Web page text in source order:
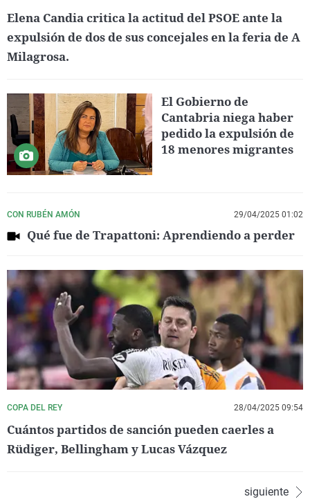
Elena Candia critica la actitud del PSOE ante la
expulsión de dos de sus concejales en la feria de A
Milagrosa.
El Gobierno de
Cantabria niega haber
pedido la expulsión de
18 menores migrantes
CON RUBÉN AMÓN 29/04/2025 01:02
Qué fue de Trapattoni: Aprendiendo a perder
COPA DEL REY 28/04/2025 09:54
Cuántos partidos de sanción pueden caerles a
Rüdiger, Bellingham y Lucas Vázquez
siguiente